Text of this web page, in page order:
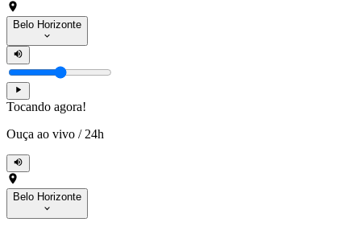
Belo Horizonte
Tocando agora!
Ouça ao vivo / 24h
Belo Horizonte